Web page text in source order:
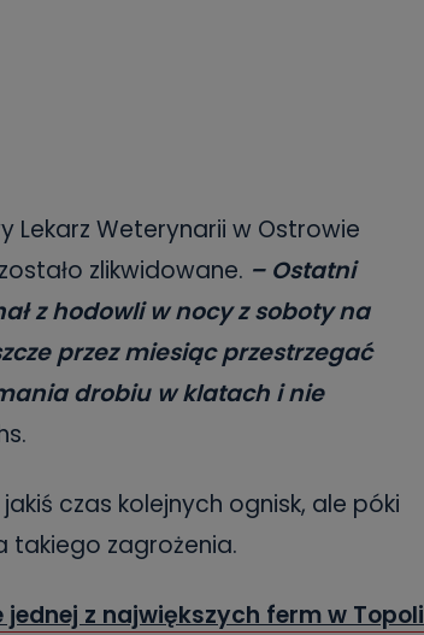
Lekarz Weterynarii w Ostrowie
zlikwidowane. – Ostatni
z hodowli w nocy z soboty na
przez miesiąc przestrzegać
drobiu w klatach i nie
czas kolejnych ognisk, ale póki
takiego zagrożenia.
z największych ferm w Topoli